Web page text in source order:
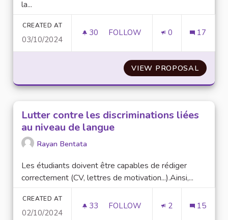
la...
CREATED AT
03/10/2024
30 30 FOLLOWERS
FOLLOW 0 17
VIEW PROPOSAL
Lutter contre les discriminations liées
au niveau de langue
Rayan Bentata
Les étudiants doivent être capables de rédiger
correctement (CV, lettres de motivation...).Ainsi,...
CREATED AT
02/10/2024
33 33 FOLLOWERS
FOLLOW 2 15